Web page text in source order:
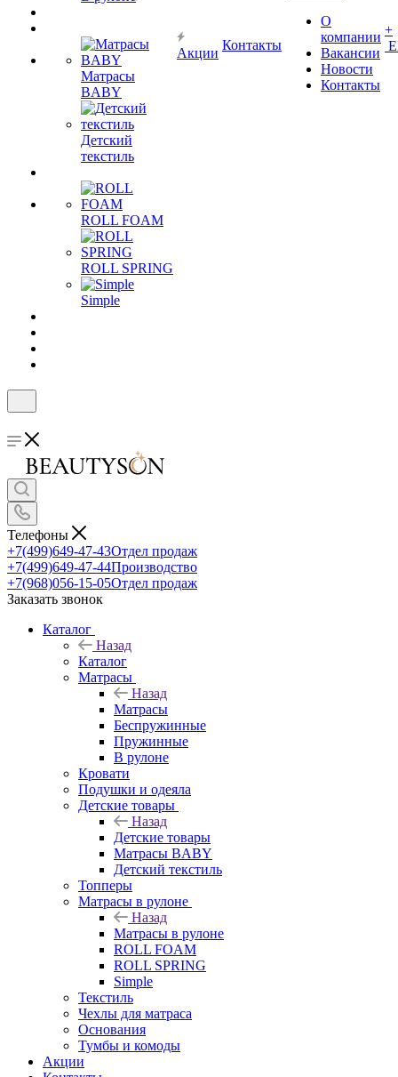
Матрасы
BABY
Детский
текстиль
ROLL FOAM
ROLL SPRING
Simple
Акции
Контакты
О
компании
Вакансии
Новости
Контакты
+
Телефоны
+7(499)649-47-43Отдел продаж
+7(499)649-47-44Производство
+7(968)056-15-05Отдел продаж
Заказать звонок
Каталог
Назад
Каталог
Матрасы
Назад
Матрасы
Беспружинные
Пружинные
В рулоне
Кровати
Подушки и одеяла
Детские товары
Назад
Детские товары
Матрасы BABY
Детский текстиль
Топперы
Матрасы в рулоне
Назад
Матрасы в рулоне
ROLL FOAM
ROLL SPRING
Simple
Текстиль
Чехлы для матраса
Основания
Тумбы и комоды
Акции